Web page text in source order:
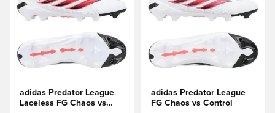
adidas Predator League
Laceless FG Chaos vs
adidas Predator League
FG Chaos vs Control